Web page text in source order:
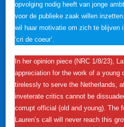
opvolging nodig heeft van jonge
voor de publieke zaak willen
wil haar motivatie om zich te blijven
‘cri de coeur’.
In her opinion piece (NRC 1/8/23),
appreciation for the work of a young
tirelessly to serve the Netherlands,
inveterate critics cannot be
corrupt official (old and young). The
Lauren’s call will never reach this